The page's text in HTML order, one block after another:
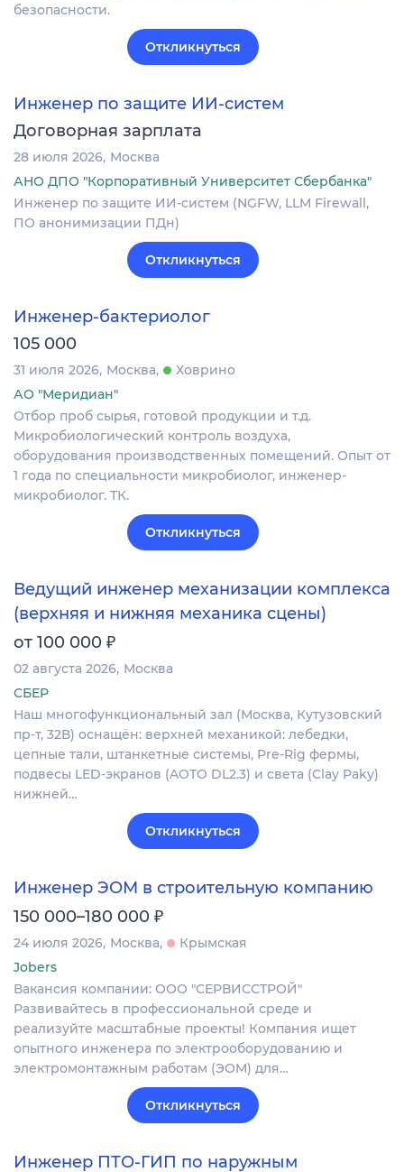
безопасности.
Откликнуться
Инженер по защите ИИ-систем
Договорная зарплата
28 июля 2026 Москва
АНО ДПО "Корпоративный Университет Сбербанка"
Инженер по защите ИИ-систем (NGFW, LLM Firewall,
ПО анонимизации ПДн)
Откликнуться
Инженер-бактериолог
105 000
31 июля 2026 Москва
Ховрино
АО "Меридиан"
Отбор проб сырья, готовой продукции и т.д.
Микробиологический контроль воздуха,
оборудования производственных помещений. Опыт от
1 года по специальности микробиолог, инженер-
микробиолог. ТК.
Откликнуться
Ведущий инженер механизации комплекса
(верхняя и нижняя механика сцены)
от 100 000 ₽
02 августа 2026 Москва
СБЕР
Наш многофункциональный зал (Москва, Кутузовский
пр-т, 32В) оснащён: верхней механикой: лебедки,
цепные тали, штанкетные системы, Pre-Rig фермы,
подвесы LED-экранов (AOTO DL2.3) и света (Clay Paky)
нижней…
Откликнуться
Инженер ЭОМ в строительную компанию
150 000–180 000 ₽
24 июля 2026 Москва
Крымская
Jobers
Вакансия компании: ООО "СЕРВИССТРОЙ"
Развивайтесь в профессиональной среде и
реализуйте масштабные проекты! Компания ищет
опытного инженера по электрооборудованию и
электромонтажным работам (ЭОМ) для…
Откликнуться
Инженер ПТО-ГИП по наружным